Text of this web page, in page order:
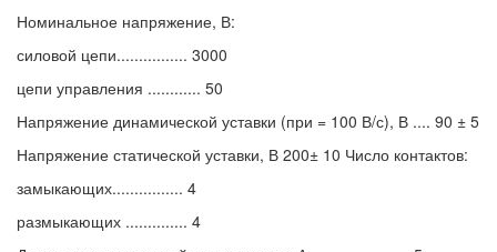
Номинальное напряжение, В:
силовой цепи................ 3000
цепи управления ............ 50
Напряжение динамической уставки (при = 100 В/с), В .... 90 ± 5
Напряжение статической уставки, В 200± 10 Число контактов:
замыкающих................ 4
размыкающих .............. 4